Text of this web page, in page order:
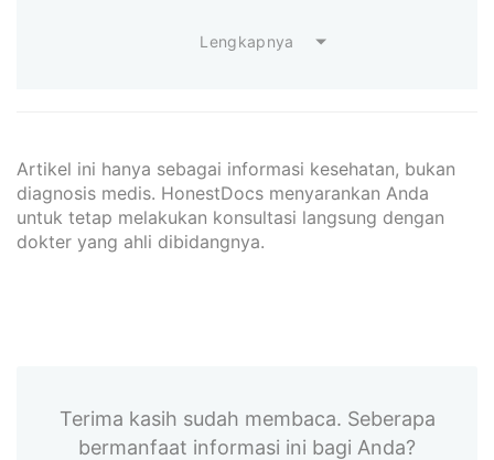
Lengkapnya
Artikel ini hanya sebagai informasi kesehatan, bukan
diagnosis medis. HonestDocs menyarankan Anda
untuk tetap melakukan konsultasi langsung dengan
dokter yang ahli dibidangnya.
Terima kasih sudah membaca. Seberapa
bermanfaat informasi ini bagi Anda?